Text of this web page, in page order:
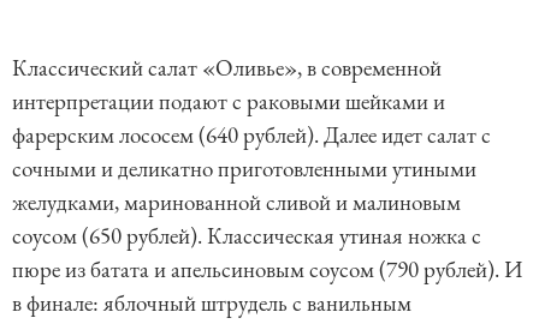
Классический салат «Оливье», в современной
интерпретации подают с раковыми шейками и
фарерским лососем (640 рублей). Далее идет салат с
сочными и деликатно приготовленными утиными
желудками, маринованной сливой и малиновым
соусом (650 рублей). Классическая утиная ножка с
пюре из батата и апельсиновым соусом (790 рублей). И
в финале: яблочный штрудель с ванильным